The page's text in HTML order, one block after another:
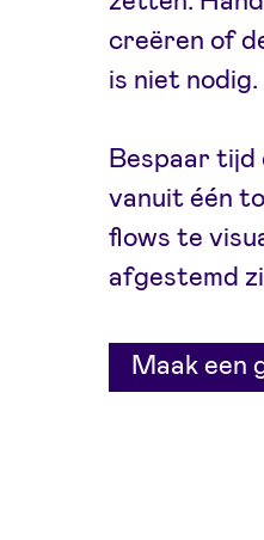
creëren of
is niet nodig.
Bespaar tijd
vanuit één
flows te
afgestemd
Maak een